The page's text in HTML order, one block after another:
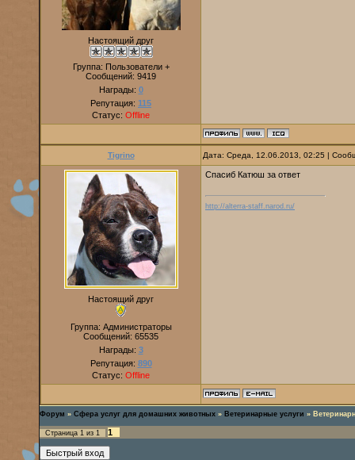
Настоящий друг
Группа: Пользователи +
Сообщений: 9419
Награды: 0
Репутация: 115
Статус: Offline
Tigrino Дата: Среда, 12.06.2013, 02:25 |
Настоящий друг
Группа: Администраторы
Сообщений: 65535
Награды: 3
Репутация: 890
Статус: Offline
Спасиб Катюш за ответ
http://alterra-staff.narod.ru/
Форум » Сфера услуг для домашних животных » Ветеринарные услуги »
Страница 1 из 1 1